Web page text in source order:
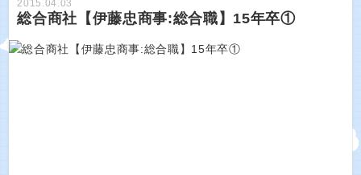
2015.04.03
総合商社【伊藤忠商事:総合職】15年卒①